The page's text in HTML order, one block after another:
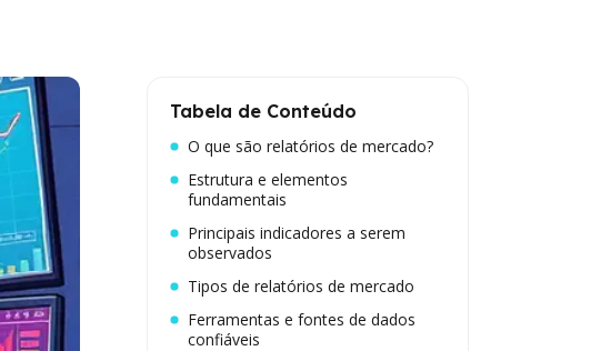
Tabela de Conteúdo
O que são relatórios de mercado?
Estrutura e elementos
fundamentais
Principais indicadores a serem
observados
Tipos de relatórios de mercado
Ferramentas e fontes de dados
confiáveis